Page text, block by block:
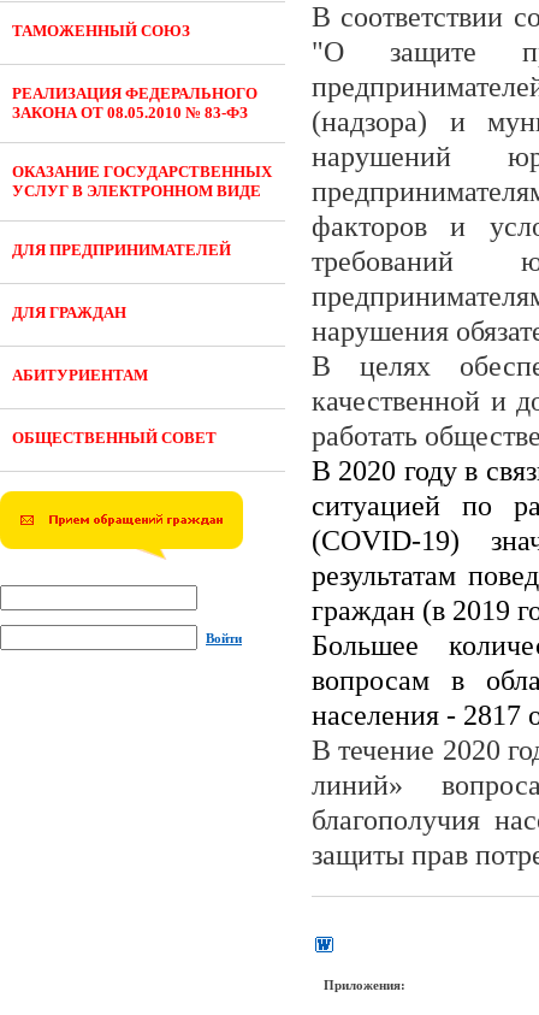
ТАМОЖЕННЫЙ СОЮЗ
РЕАЛИЗАЦИЯ ФЕДЕРАЛЬНОГО
ЗАКОНА ОТ 08.05.2010 № 83-ФЗ
ОКАЗАНИЕ ГОСУДАРСТВЕННЫХ
УСЛУГ В ЭЛЕКТРОННОМ ВИДЕ
ДЛЯ ПРЕДПРИНИМАТЕЛЕЙ
ДЛЯ ГРАЖДАН
АБИТУРИЕНТАМ
ОБЩЕСТВЕННЫЙ СОВЕТ
Войти
В соответствии
"О защите
(надзора) и
нарушений
факторов и
требований
нарушения
В целях
качественной и
работать
В 2020 году в
ситуацией по
(COVID-19)
результатам
граждан (в 2019
Большее
вопросам в
населения - 2817
В течение 2020
линий»
благополучия
защиты прав
Приложения: